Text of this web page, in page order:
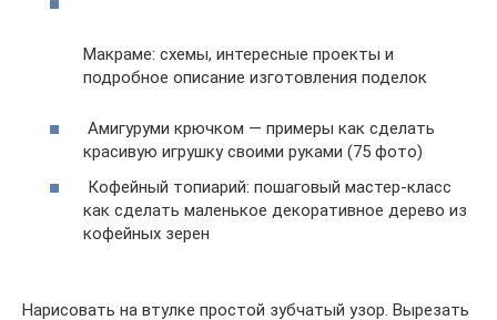
Макраме: схемы, интересные проекты и
подробное описание изготовления поделок
Амигуруми крючком — примеры как сделать
красивую игрушку своими руками (75 фото)
Кофейный топиарий: пошаговый мастер-класс
как сделать маленькое декоративное дерево из
кофейных зерен
Нарисовать на втулке простой зубчатый узор. Вырезать